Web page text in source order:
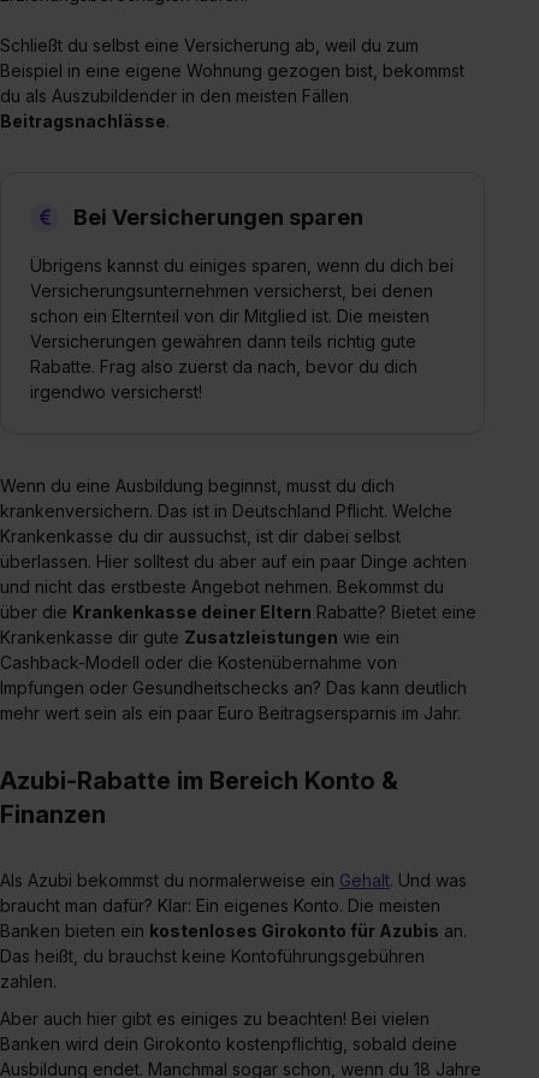
Eine Erlaubnis hierfür kannst du auch später noch im
Einzelfall bei dem jeweiligen Inhalt erteilen. Willst du nur
bestimmte Verwendungszwecke zulassen, triff deine
Auswahl über die Checkboxen und klick auf „Auswahl
Media und Marketing“ umfasst hierbei die Einwilligung
S. 1 lit. a) DS-GVO). Die USA verfügen über kein
angemessenes Datenschutzniveau (EuGH – Schrems
II). Du kannst die von dir erteilte Einwilligung jederzeit mit
Wirkung für die Zukunft ganz oder teilweise über unsere
Datenschutzerklärung unter dem Punkt „Datenschutz-
zeigen“. Weitere Informationen:Datenschutzerklärung
Impressum.
Schließt du selbst eine Versicherung ab, weil du zum
Beispiel in eine eigene Wohnung gezogen bist, bekommst
du als Auszubildender in den meisten Fällen
Beitragsnachlässe.
Bei Versicherungen sparen
Übrigens kannst du einiges sparen, wenn du dich bei
Versicherungsunternehmen versicherst, bei denen
schon ein Elternteil von dir Mitglied ist. Die meisten
Versicherungen gewähren dann teils richtig gute
Rabatte. Frag also zuerst da nach, bevor du dich
irgendwo versicherst!
Wenn du eine Ausbildung beginnst, musst du dich
krankenversichern. Das ist in Deutschland Pflicht. Welche
Krankenkasse du dir aussuchst, ist dir dabei selbst
überlassen. Hier solltest du aber auf ein paar Dinge achten
und nicht das erstbeste Angebot nehmen. Bekommst du
über die Krankenkasse deiner Eltern Rabatte? Bietet eine
Krankenkasse dir gute Zusatzleistungen wie ein
Cashback-Modell oder die Kostenübernahme von
Impfungen oder Gesundheitschecks an? Das kann deutlich
mehr wert sein als ein paar Euro Beitragsersparnis im Jahr.
Azubi-Rabatte im Bereich Konto &
Finanzen
Als Azubi bekommst du normalerweise ein Gehalt. Und was
braucht man dafür? Klar: Ein eigenes Konto. Die meisten
Banken bieten ein kostenloses Girokonto für Azubis an.
Das heißt, du brauchst keine Kontoführungsgebühren
zahlen.
Aber auch hier gibt es einiges zu beachten! Bei vielen
Banken wird dein Girokonto kostenpflichtig, sobald deine
Ausbildung endet. Manchmal sogar schon, wenn du 18 Jahre